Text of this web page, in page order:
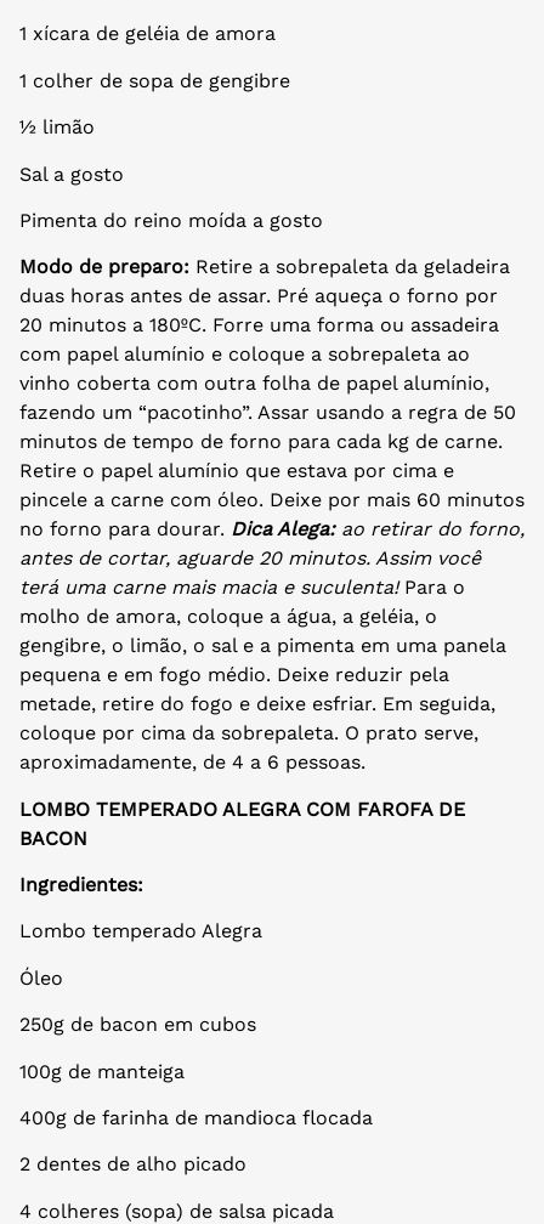
1 xícara de geléia de amora
1 colher de sopa de gengibre
½ limão
Sal a gosto
Pimenta do reino moída a gosto
Modo de preparo: Retire a sobrepaleta da geladeira
duas horas antes de assar. Pré aqueça o forno por
20 minutos a 180ºC. Forre uma forma ou assadeira
com papel alumínio e coloque a sobrepaleta ao
vinho coberta com outra folha de papel alumínio,
fazendo um “pacotinho”. Assar usando a regra de 50
minutos de tempo de forno para cada kg de carne.
Retire o papel alumínio que estava por cima e
pincele a carne com óleo. Deixe por mais 60 minutos
no forno para dourar. Dica Alega:ao retirar do forno,
antes de cortar, aguarde 20 minutos. Assim você
terá uma carne mais macia e suculenta!Para o
molho de amora, coloque a água, a geléia, o
gengibre, o limão, o sal e a pimenta em uma panela
pequena e em fogo médio. Deixe reduzir pela
metade, retire do fogo e deixe esfriar. Em seguida,
coloque por cima da sobrepaleta. O prato serve,
aproximadamente, de 4 a 6 pessoas.
LOMBO TEMPERADO ALEGRA COM FAROFA DE
BACON
Ingredientes:
Lombo temperado Alegra
Óleo
250g de bacon em cubos
100g de manteiga
400g de farinha de mandioca flocada
2 dentes de alho picado
4 colheres (sopa) de salsa picada